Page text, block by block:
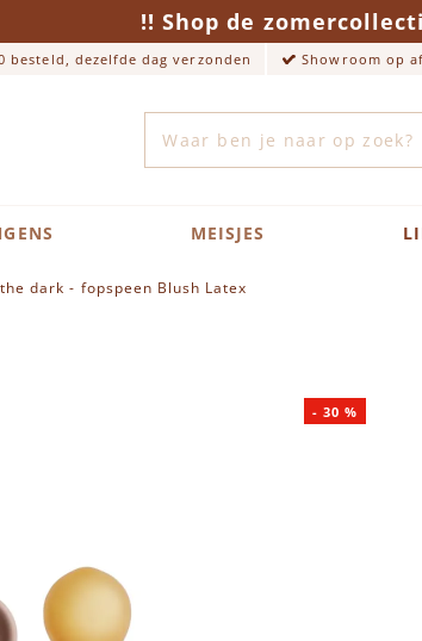
!! Shop de
besteld, dezelfde dag verzonden Showroom op
MEISJES
dark - fopspeen Blush Latex
- 30 %